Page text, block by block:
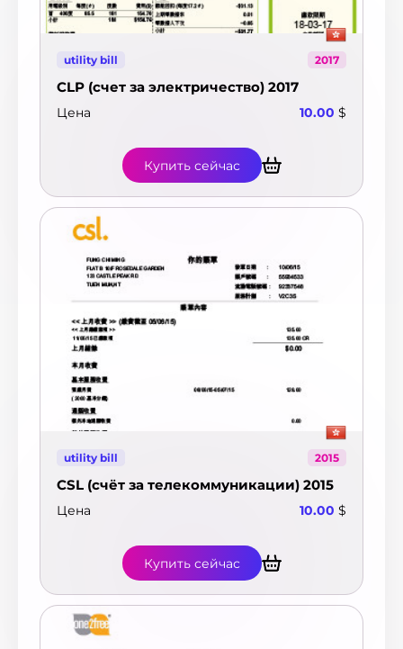
utility bill 2017
CLP (счет за электричество) 2017
Цена 10.00 $
Купить сейчас
utility bill 2015
CSL (счёт за телекоммуникации) 2015
Цена 10.00 $
Купить сейчас